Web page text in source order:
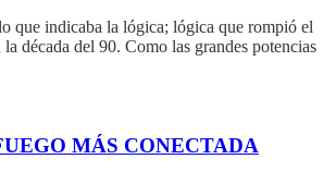
que indicaba la lógica; lógica que rompió el
década del 90. Como las grandes potencias
MÁS CONECTADA